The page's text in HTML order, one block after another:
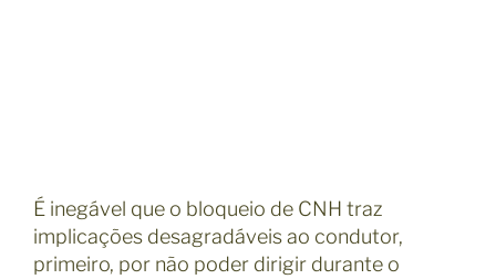
É inegável que o bloqueio de CNH traz
implicações desagradáveis ao condutor,
primeiro, por não poder dirigir durante o